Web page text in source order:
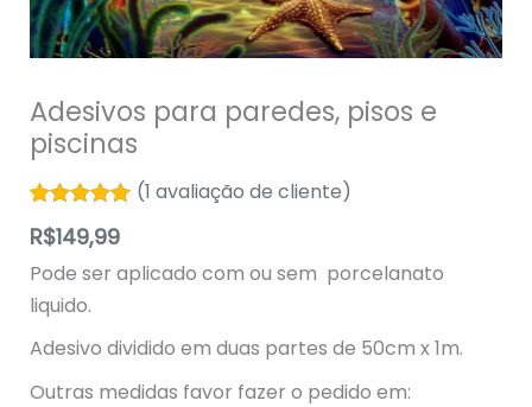
Adesivos para paredes, pisos e
piscinas
como5.00de
baseado em
avaliação de
cliente
(1 avaliação de cliente)
R$149,99
Pode ser aplicado com ou sem porcelanato
liquido.
Adesivo dividido em duas partes de 50cm x 1m.
Outras medidas favor fazer o pedido em: